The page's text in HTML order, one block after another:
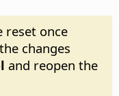
reset once
changes
and reopen the